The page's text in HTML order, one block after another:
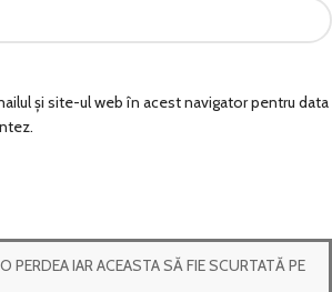
și site-ul web în acest navigator pentru data
PERDEA IAR ACEASTA SĂ FIE SCURTATĂ PE